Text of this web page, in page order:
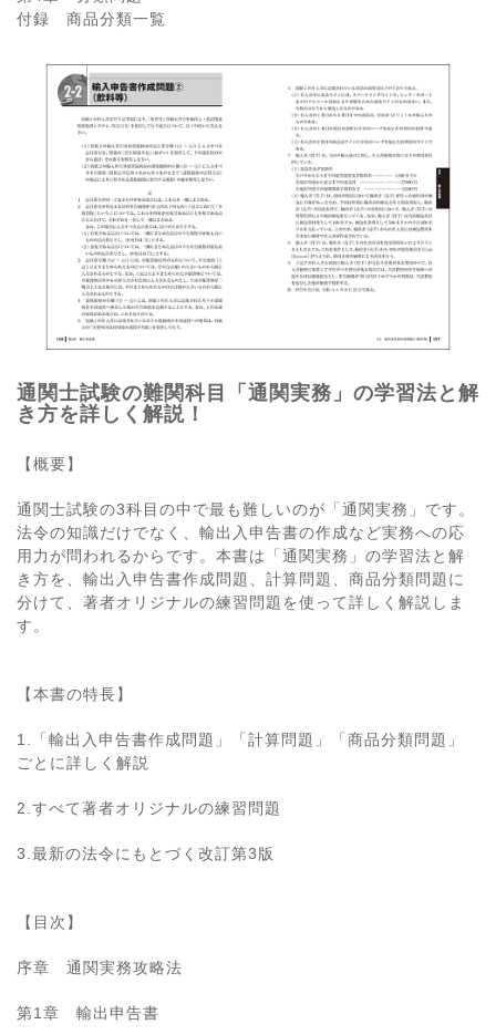
付録 商品分類一覧
通関士試験の難関科目「通関実務」の学習法と解
き方を詳しく解説！
【概要】
通関士試験の3科目の中で最も難しいのが「通関実務」です。
法令の知識だけでなく、輸出入申告書の作成など実務への応
用力が問われるからです。本書は「通関実務」の学習法と解
き方を、輸出入申告書作成問題、計算問題、商品分類問題に
分けて、著者オリジナルの練習問題を使って詳しく解説しま
す。
【本書の特長】
1.「輸出入申告書作成問題」「計算問題」「商品分類問題」
ごとに詳しく解説
2.すべて著者オリジナルの練習問題
3.最新の法令にもとづく改訂第3版
【目次】
序章 通関実務攻略法
第1章 輸出申告書